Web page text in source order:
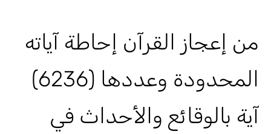
من إعجاز القرآن إحاطة آياته
المحدودة وعددها (6236)
آية بالوقائع والأحداث في